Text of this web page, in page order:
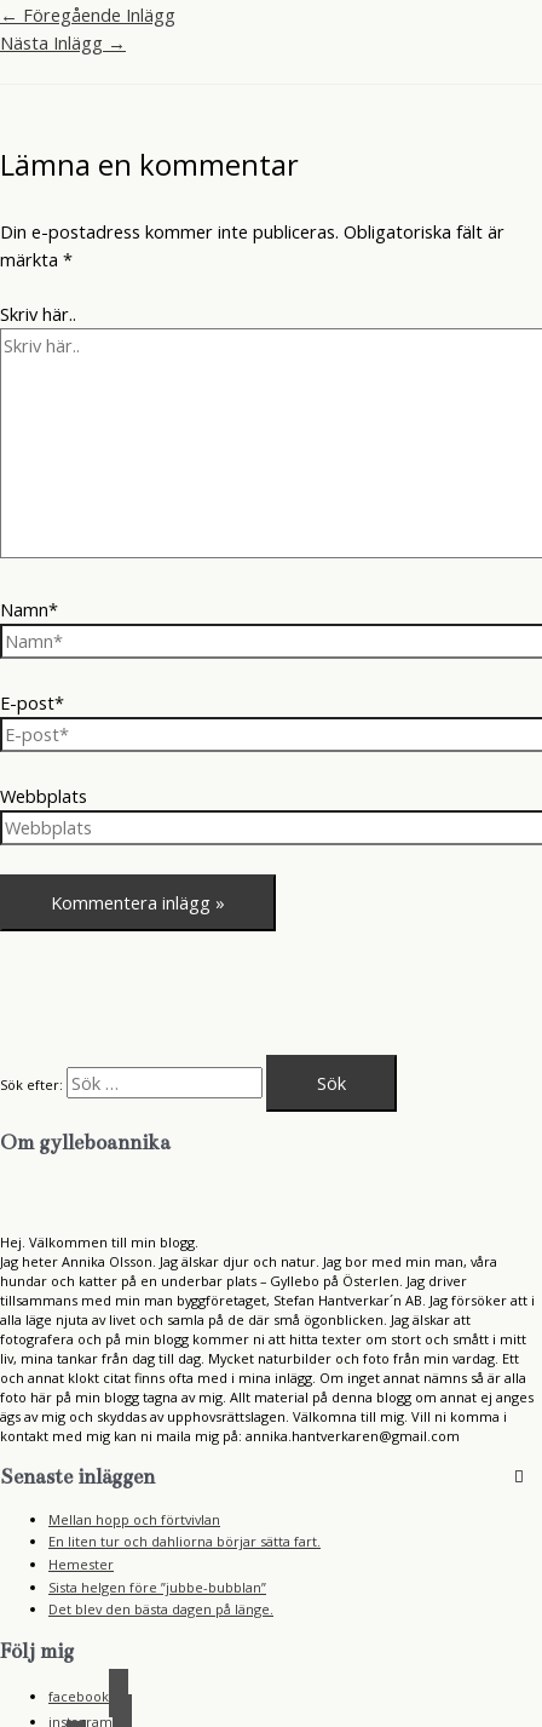
← Föregående Inlägg
Nästa Inlägg →
Lämna en kommentar
Din e-postadress kommer inte publiceras. Obligatoriska fält är
märkta *
Skriv här..
Namn*
E-post*
Webbplats
Sök efter:
Om gylleboannika
Hej. Välkommen till min blogg.
Jag heter Annika Olsson. Jag älskar djur och natur. Jag bor med min man, våra
hundar och katter på en underbar plats – Gyllebo på Österlen. Jag driver
tillsammans med min man byggföretaget, Stefan Hantverkar´n AB. Jag försöker att i
alla läge njuta av livet och samla på de där små ögonblicken. Jag älskar att
fotografera och på min blogg kommer ni att hitta texter om stort och smått i mitt
liv, mina tankar från dag till dag. Mycket naturbilder och foto från min vardag. Ett
och annat klokt citat finns ofta med i mina inlägg. Om inget annat nämns så är alla
foto här på min blogg tagna av mig. Allt material på denna blogg om annat ej anges
ägs av mig och skyddas av upphovsrättslagen. Välkomna till mig. Vill ni komma i
kontakt med mig kan ni maila mig på: annika.hantverkaren@gmail.com
Senaste inläggen
Mellan hopp och förtvivlan
En liten tur och dahliorna börjar sätta fart.
Hemester
Sista helgen före ”jubbe-bubblan”
Det blev den bästa dagen på länge.
Följ mig
facebook
instagram